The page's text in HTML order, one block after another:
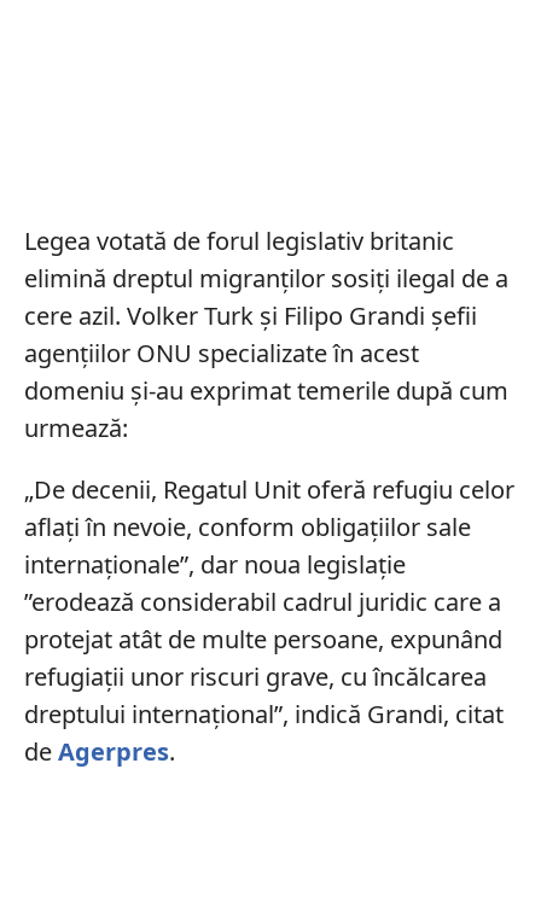
Legea votată de forul legislativ britanic
elimină dreptul migranților sosiți ilegal de a
cere azil. Volker Turk și Filipo Grandi șefii
agențiilor ONU specializate în acest
domeniu și-au exprimat temerile după cum
urmează:
„De decenii, Regatul Unit oferă refugiu celor
aflaţi în nevoie, conform obligaţiilor sale
internaţionale”, dar noua legislaţie
”erodează considerabil cadrul juridic care a
protejat atât de multe persoane, expunând
refugiaţii unor riscuri grave, cu încălcarea
dreptului internaţional”, indică Grandi, citat
deAgerpres.